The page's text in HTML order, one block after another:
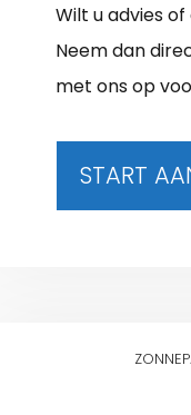
Wilt u advies
Neem dan
met ons op
START